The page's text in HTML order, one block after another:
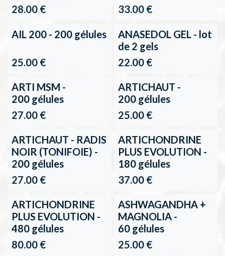
28.00 € 33.00€
AIL 200 - 200 gélules
25.00 €
ANASEDOL GEL - lot
de 2 gels
22.00€
ARTI MSM -
200 gélules
27.00 €
ARTICHAUT -
200 gélules
25.00€
ARTICHAUT - RADIS
NOIR (TONIFOIE) -
200 gélules
27.00 €
ARTICHONDRINE
PLUS EVOLUTION -
180 gélules
37.00€
ARTICHONDRINE
PLUS EVOLUTION -
480 gélules
80.00 €
ASHWAGANDHA +
MAGNOLIA -
60 gélules
25.00€